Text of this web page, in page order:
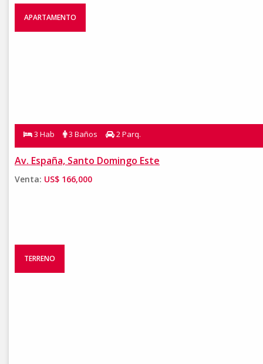
APARTAMENTO
3 Hab 3 Baños 2 Parq.
Av. España, Santo Domingo Este
Venta: US$ 166,000
TERRENO